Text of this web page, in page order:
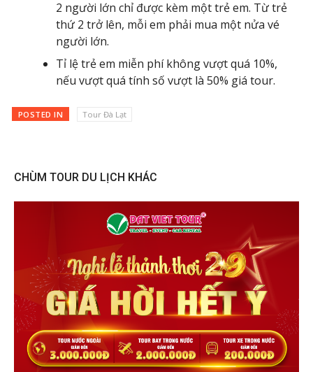
2 người lớn chỉ được kèm một trẻ em. Từ trẻ
thứ 2 trở lên, mỗi em phải mua một nửa vé
người lớn.
Tỉ lệ trẻ em miễn phí không vượt quá 10%,
nếu vượt quá tính số vượt là 50% giá tour.
POSTED IN Tour Đà Lạt
CHÙM TOUR DU LỊCH KHÁC